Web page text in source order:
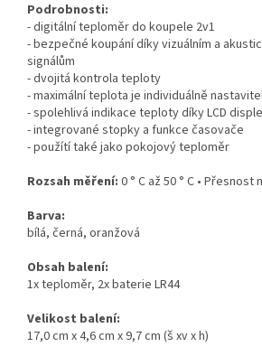
Podrobnosti:
- digitální teploměr do koupele 2v1
- bezpečné koupání díky vizuálním a
signálům
- dvojitá kontrola teploty
- maximální teplota je individuálně
- spolehlivá indikace teploty díky LCD
- integrované stopky a funkce časovače
- použítí také jako pokojový teploměr
Rozsah měření: 0 ° C až 50 ° C • Přesnost
Barva:
bílá, černá, oranžová
Obsah balení:
1x teploměr, 2x baterie LR44
Velikost balení:
17,0 cm x 4,6 cm x 9,7 cm (š xv x h)